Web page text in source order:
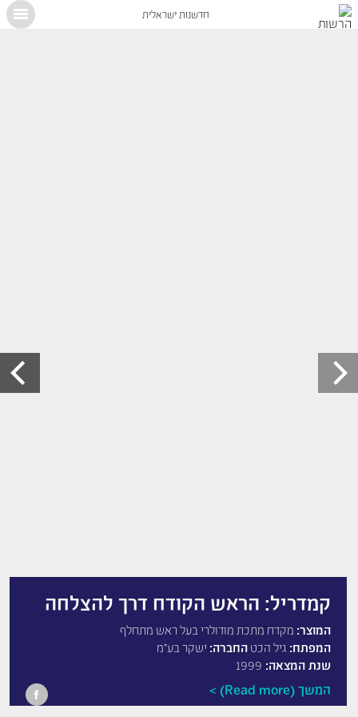
חדשנות ישראלית
קמדריל: הראש הקודח דרך להצלחה
המוצר: מקדח מתכת מודולרי בעל ראש מתחלף
המפתח: גיל הכט החברה: ישקר בע"מ
שנת המצאה: 1999
המשך (Read more)
X